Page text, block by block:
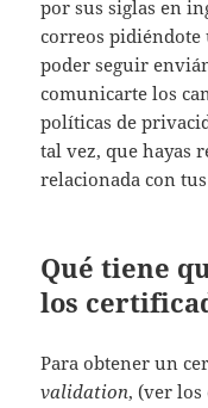
por sus siglas en
correos pidiéndote
poder seguir
comunicarte los
políticas de
tal vez, que hayas
relacionada con
Qué tiene
los
Para obtener un
validation, (ver